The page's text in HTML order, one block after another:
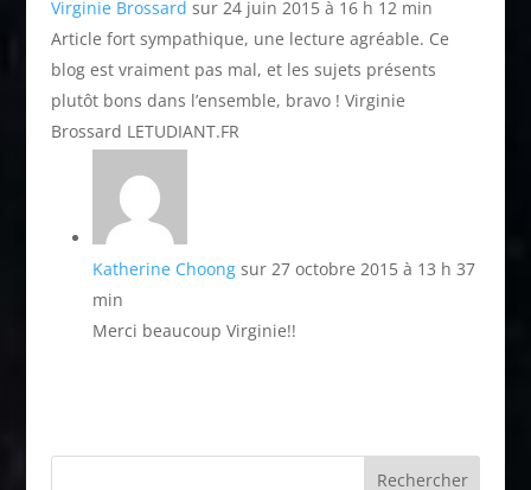
Virginie Brossard sur 24 juin 2015 à 16 h 12 min
Article fort sympathique, une lecture agréable. Ce
blog est vraiment pas mal, et les sujets présents
plutôt bons dans l’ensemble, bravo ! Virginie
Brossard LETUDIANT.FR
Katherine Choong sur 27 octobre 2015 à 13 h 37
min
Merci beaucoup Virginie!!